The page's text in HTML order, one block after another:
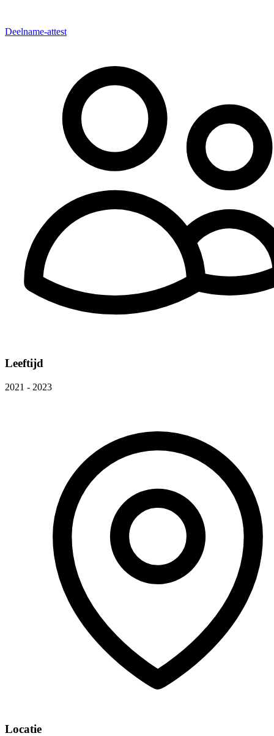
Deelname-attest
Leeftijd
2021 - 2023
Locatie